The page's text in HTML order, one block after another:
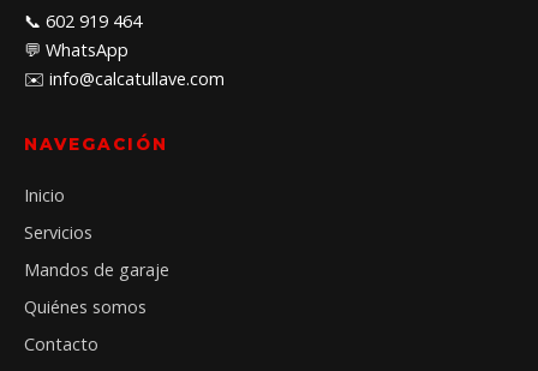
📞 602 919 464
💬 WhatsApp
✉️ info@calcatullave.com
NAVEGACIÓN
Inicio
Servicios
Mandos de garaje
Quiénes somos
Contacto